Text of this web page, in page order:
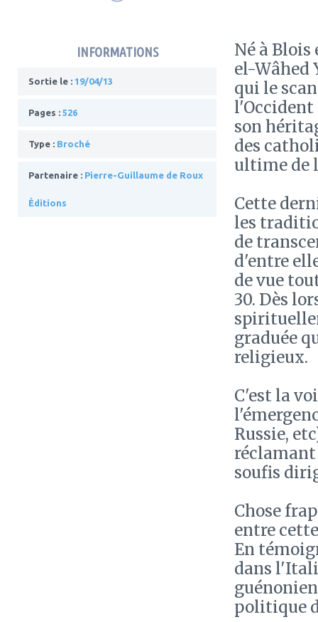
INFORMATIONS
Sortie le : 19/04/13
Pages : 526
Type : Broché
Partenaire : Pierre-Guillaume de Roux
Éditions
Né à Blois
el-Wâhed
qui le
l'Occident
son
des
ultime de
Cette
les
de
d'entre
de vue
30. Dès
graduée
religieux.
C'est la
Russie,
réclamant
soufis
Chose
entre
En
dans
politique